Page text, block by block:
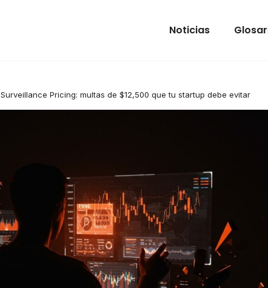
Noticias
Surveillance Pricing: multas de $12,500 que tu startup debe evitar